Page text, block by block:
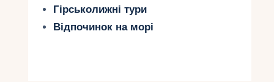
Гірськолижні тури
Відпочинок на морі